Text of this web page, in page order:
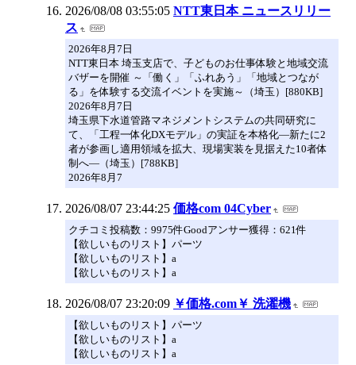
2026/08/08 03:55:05 NTT東日本 ニュースリリー
ス
2026年8月7日
NTT東日本 埼玉支店で、子どものお仕事体験と地域交流
バザーを開催 ～「働く」「ふれあう」「地域とつなが
る」を体験する交流イベントを実施～（埼玉）[880KB]
2026年8月7日
埼玉県下水道管路マネジメントシステムの共同研究に
て、「工程一体化DXモデル」の実証を本格化―新たに2
者が参画し適用領域を拡大、現場実装を見据えた10者体
制へ―（埼玉）[788KB]
2026年8月7
2026/08/07 23:44:25 価格com 04Cyber
クチコミ投稿数：9975件Goodアンサー獲得：621件
【欲しいものリスト】パーツ
【欲しいものリスト】a
【欲しいものリスト】a
2026/08/07 23:20:09 ￥価格.com￥ 洗濯機
【欲しいものリスト】パーツ
【欲しいものリスト】a
【欲しいものリスト】a